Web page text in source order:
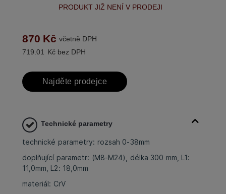
PRODUKT JIŽ NENÍ V PRODEJI
870 Kč včetně DPH
719.01
Kč bez DPH
Najděte prodejce
Technické parametry
technické parametry: rozsah 0-38mm
doplňující parametr: (M8-M24), délka 300 mm, L1:
11,0mm, L2: 18,0mm
materiál: CrV